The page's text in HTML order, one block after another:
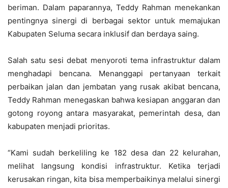
beriman. Dalam paparannya, Teddy Rahman menekankan
pentingnya sinergi di berbagai sektor untuk memajukan
Kabupaten Seluma secara inklusif dan berdaya saing.
Salah satu sesi debat menyoroti tema infrastruktur dalam
menghadapi bencana. Menanggapi pertanyaan terkait
perbaikan jalan dan jembatan yang rusak akibat bencana,
Teddy Rahman menegaskan bahwa kesiapan anggaran dan
gotong royong antara masyarakat, pemerintah desa, dan
kabupaten menjadi prioritas.
“Kami sudah berkeliling ke 182 desa dan 22 kelurahan,
melihat langsung kondisi infrastruktur. Ketika terjadi
kerusakan ringan, kita bisa memperbaikinya melalui sinergi